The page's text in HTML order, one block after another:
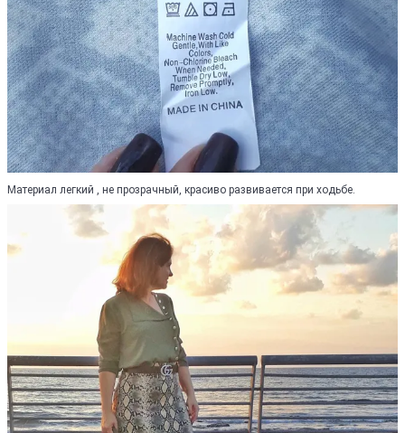
Материал легкий , не прозрачный, красиво развивается при ходьбе.